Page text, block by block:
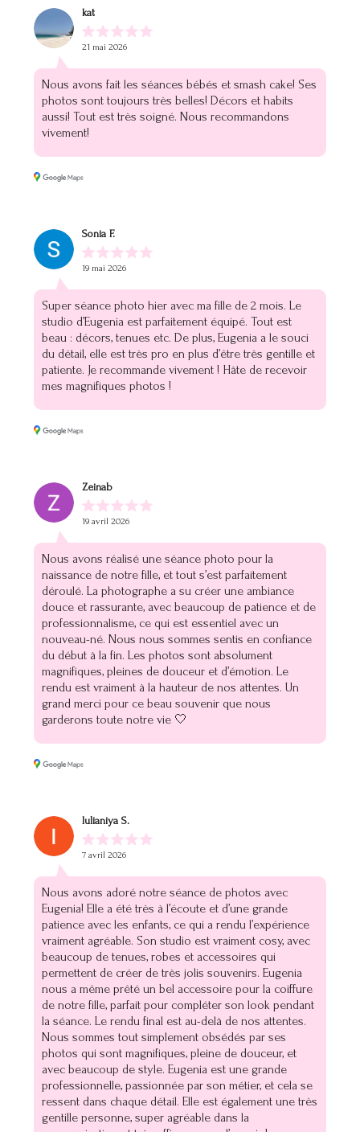
kat
21 mai 2026
Nous avons fait les séances bébés et smash cake! Ses
photos sont toujours très belles! Décors et habits
aussi! Tout est très soigné. Nous recommandons
vivement!
Sonia F.
19 mai 2026
Super séance photo hier avec ma fille de 2 mois. Le
studio d’Eugenia est parfaitement équipé. Tout est
beau : décors, tenues etc. De plus, Eugenia a le souci
du détail, elle est très pro en plus d’être très gentille et
patiente. Je recommande vivement ! Hâte de recevoir
mes magnifiques photos !
Zeinab
19 avril 2026
Nous avons réalisé une séance photo pour la
naissance de notre fille, et tout s’est parfaitement
déroulé. La photographe a su créer une ambiance
douce et rassurante, avec beaucoup de patience et de
professionnalisme, ce qui est essentiel avec un
nouveau-né. Nous nous sommes sentis en confiance
du début à la fin. Les photos sont absolument
magnifiques, pleines de douceur et d’émotion. Le
rendu est vraiment à la hauteur de nos attentes. Un
grand merci pour ce beau souvenir que nous
garderons toute notre vie 🤍
Iulianiya S.
7 avril 2026
Nous avons adoré notre séance de photos avec
Eugenia! Elle a été très à l’écoute et d’une grande
patience avec les enfants, ce qui a rendu l’expérience
vraiment agréable. Son studio est vraiment cosy, avec
beaucoup de tenues, robes et accessoires qui
permettent de créer de très jolis souvenirs. Eugenia
nous a même prêté un bel accessoire pour la coiffure
de notre fille, parfait pour compléter son look pendant
la séance. Le rendu final est au-delà de nos attentes.
Nous sommes tout simplement obsédés par ses
photos qui sont magnifiques, pleine de douceur, et
avec beaucoup de style. Eugenia est une grande
professionnelle, passionnée par son métier, et cela se
ressent dans chaque détail. Elle est également une très
gentille personne, super agréable dans la